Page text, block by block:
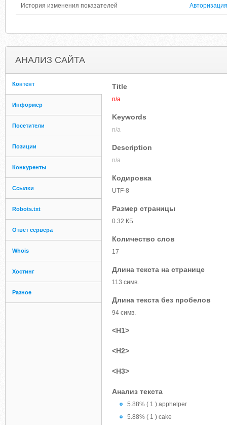
История изменения показателей Авторизация
АНАЛИЗ САЙТА
Контент
Информер
Посетители
Позиции
Конкуренты
Ссылки
Robots.txt
Ответ сервера
Whois
Хостинг
Разное
Title
n/a
Keywords
n/a
Description
n/a
Кодировка
UTF-8
Размер страницы
0.32 КБ
Количество слов
17
Длина текста на странице
113 симв.
Длина текста без пробелов
94 симв.
<H1>
<H2>
<H3>
Анализ текста
5.88% ( 1 ) apphelper
5.88% ( 1 ) cake